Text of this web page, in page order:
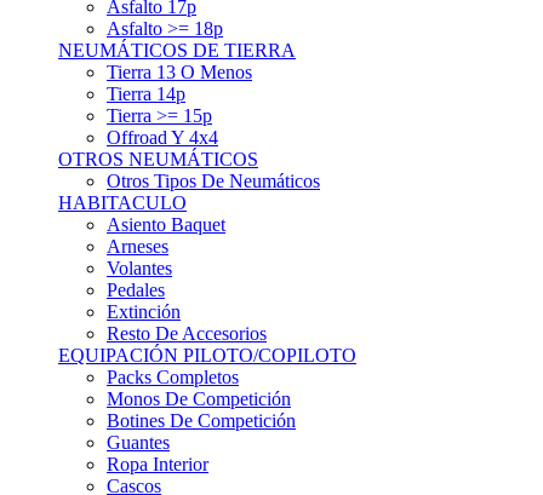
Asfalto 17p
Asfalto >= 18p
NEUMÁTICOS DE TIERRA
Tierra 13 O Menos
Tierra 14p
Tierra >= 15p
Offroad Y 4x4
OTROS NEUMÁTICOS
Otros Tipos De Neumáticos
HABITACULO
Asiento Baquet
Arneses
Volantes
Pedales
Extinción
Resto De Accesorios
EQUIPACIÓN PILOTO/COPILOTO
Packs Completos
Monos De Competición
Botines De Competición
Guantes
Ropa Interior
Cascos